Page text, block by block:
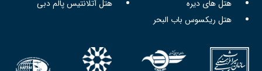
هتل های دیره
هتل آتلانتیس پالم دبی
هتل ریکسوس باب البحر